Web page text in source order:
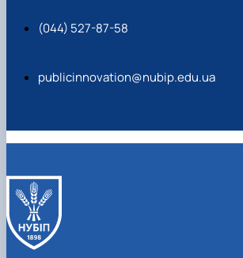
(044) 527-87-58
publicinnovation@nubip.edu.ua